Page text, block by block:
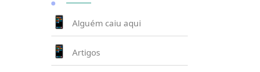
Alguém caiu aqui
Artigos